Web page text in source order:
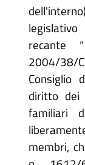
recante
2004/38/
diritto dei
familiari
membri,